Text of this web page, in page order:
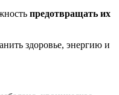
предотвращать их
здоровье, энергию и